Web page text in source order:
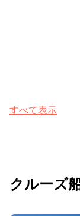
すべて表示
クルーズ